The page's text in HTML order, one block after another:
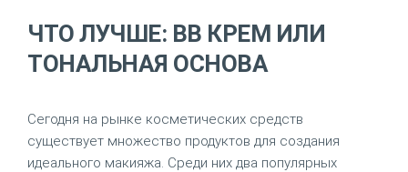
ЧТО ЛУЧШЕ: BB КРЕМ ИЛИ
ТОНАЛЬНАЯ ОСНОВА
Сегодня на рынке косметических средств
существует множество продуктов для создания
идеального макияжа. Среди них два популярных